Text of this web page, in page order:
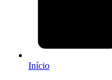
Início